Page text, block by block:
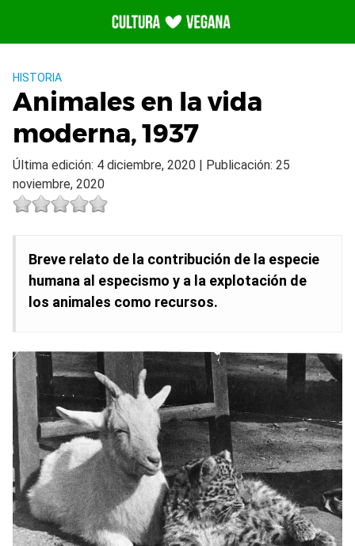
contenido
HISTORIA
Animales en la vida
moderna, 1937
Última edición: 4 diciembre, 2020 | Publicación: 25
noviembre, 2020
Breve relato de la contribución de la especie
humana al especismo y a la explotación de
los animales como recursos.